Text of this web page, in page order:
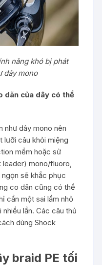
năng khó bị phát
dây mono
dãn của dây có thể
như dây mono nên
lưỡi câu khỏi miệng
mềm hoặc sử
mono/fluoro,
sẽ khắc phục
co dãn cũng có thể
cần một sai lầm nhỏ
lần. Các câu thủ
dùng Shock
braid PE tối